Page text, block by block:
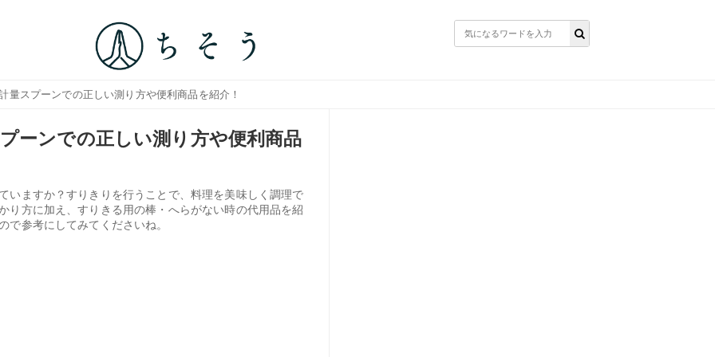
量スプーンでの正しい測り方や便利商品を紹介！
ーンでの正しい測り方や便利商品
いますか？すりきりを行うことで、料理を美味しく調理で
り方に加え、すりきる用の棒・へらがない時の代用品を紹
で参考にしてみてくださいね。